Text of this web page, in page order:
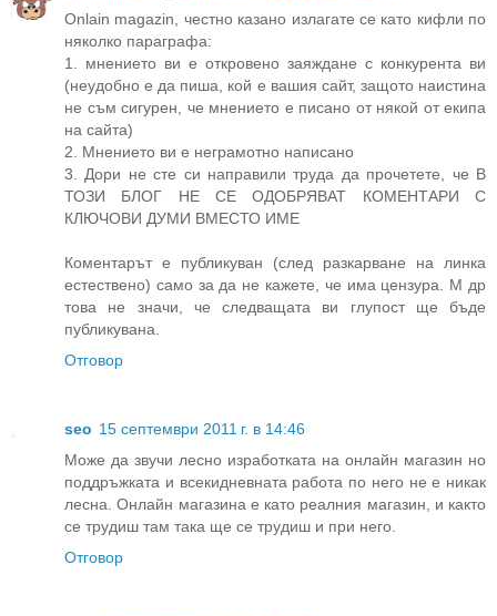
Onlain magazin, честно казано излагате се като кифли по
няколко параграфа:
1. мнението ви е откровено заяждане с конкурента ви
(неудобно е да пиша, кой е вашия сайт, защото наистина
не съм сигурен, че мнението е писано от някой от екипа
на сайта)
2. Мнението ви е неграмотно написано
3. Дори не сте си направили труда да прочетете, че В
ТОЗИ БЛОГ НЕ СЕ ОДОБРЯВАТ КОМЕНТАРИ С
КЛЮЧОВИ ДУМИ ВМЕСТО ИМЕ
Коментарът е публикуван (след разкарване на линка
естествено) само за да не кажете, че има цензура. М др
това не значи, че следващата ви глупост ще бъде
публикувана.
Отговор
seo 15 септември 2011 г. в 14:46
Може да звучи лесно изработката на онлайн магазин но
поддръжката и всекидневната работа по него не е никак
лесна. Онлайн магазина е като реалния магазин, и както
се трудиш там така ще се трудиш и при него.
Отговор